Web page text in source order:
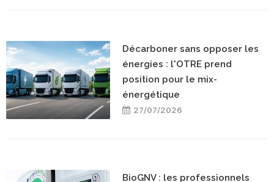
Décarboner sans opposer les
énergies : l'OTRE prend
position pour le mix-
énergétique
27/07/2026
BioGNV : les professionnels